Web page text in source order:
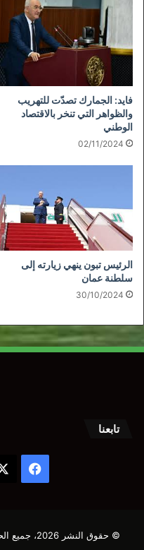
فايد: الجمارك تصدّت للتهريب
والظواهر التي تنخر بالاقتصاد
الوطني
02/11/2024
الرئيس تبون ينهي زيارته إلى
سلطنة عمان
30/10/2024
تابعنا
© حقوق النشر 2026، جميع الحقوق محفوظة |